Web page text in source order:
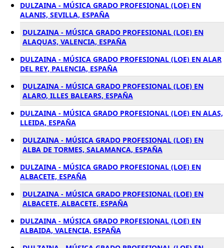
DULZAINA - MÚSICA GRADO PROFESIONAL (LOE) EN
ALANIS, SEVILLA, ESPAÑA
DULZAINA - MÚSICA GRADO PROFESIONAL (LOE) EN
ALAQUAS, VALENCIA, ESPAÑA
DULZAINA - MÚSICA GRADO PROFESIONAL (LOE) EN ALAR
DEL REY, PALENCIA, ESPAÑA
DULZAINA - MÚSICA GRADO PROFESIONAL (LOE) EN
ALARO, ILLES BALEARS, ESPAÑA
DULZAINA - MÚSICA GRADO PROFESIONAL (LOE) EN ALAS,
LLEIDA, ESPAÑA
DULZAINA - MÚSICA GRADO PROFESIONAL (LOE) EN
ALBA DE TORMES, SALAMANCA, ESPAÑA
DULZAINA - MÚSICA GRADO PROFESIONAL (LOE) EN
ALBACETE, ESPAÑA
DULZAINA - MÚSICA GRADO PROFESIONAL (LOE) EN
ALBACETE, ALBACETE, ESPAÑA
DULZAINA - MÚSICA GRADO PROFESIONAL (LOE) EN
ALBAIDA, VALENCIA, ESPAÑA